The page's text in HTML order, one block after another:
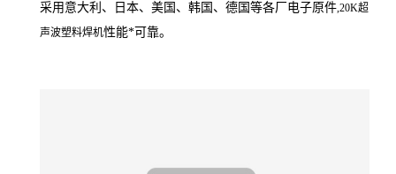
采用意大利、日本、美国、韩国、德国等各厂电子原件,20K超
声波塑料焊机性能*可靠。